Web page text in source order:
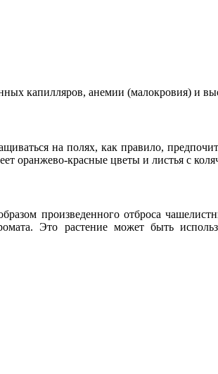
капилляров, анемии (малокровия) и
на полях, как правило,
оранжево-красные цветы и листья с
произведенного отброса
Это растение может быть